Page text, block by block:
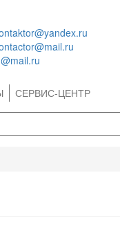
СЕРВИС-ЦЕНТР